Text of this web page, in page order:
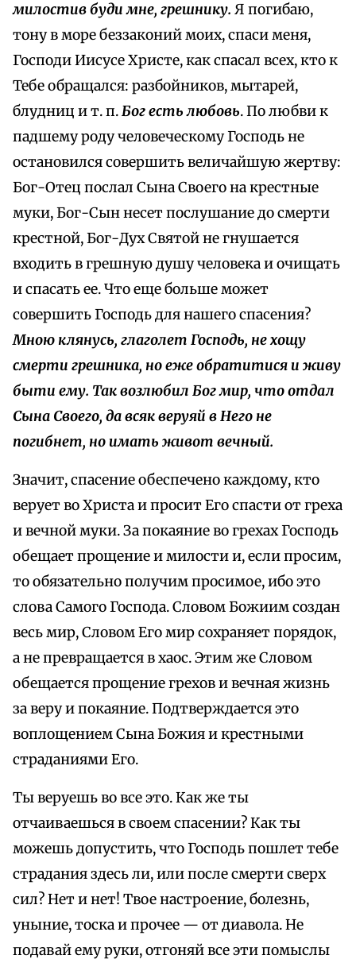
милостив буди мне, грешнику. Я погибаю,
тону в море беззаконий моих, спаси меня,
Господи Иисусе Христе, как спасал всех, кто к
Тебе обращался: разбойников, мытарей,
блудниц и т. п.Бог есть любовь. По любви к
падшему роду человеческому Господь не
остановился совершить величайшую жертву:
Бог-Отец послал Сына Своего на крестные
муки, Бог-Сын несет послушание до смерти
крестной, Бог-Дух Святой не гнушается
входить в грешную душу человека и очищать
и спасать ее. Что еще больше может
совершить Господь для нашего спасения?
Мною клянусь, глаголет Господь, не хощу
смерти грешника, но еже обратитися и живу
быти ему. Так возлюбил Бог мир, что отдал
Сына Своего, да всяк веруяй в Него не
погибнет, но имать живот вечный.
Значит, спасение обеспечено каждому, кто
верует во Христа и просит Его спасти от греха
и вечной муки. За покаяние во грехах Господь
обещает прощение и милости и, если просим,
то обязательно получим просимое, ибо это
слова Самого Господа. Словом Божиим создан
весь мир, Словом Его мир сохраняет порядок,
а не превращается в хаос. Этим же Словом
обещается прощение грехов и вечная жизнь
за веру и покаяние. Подтверждается это
воплощением Сына Божия и крестными
страданиями Его.
Ты веруешь во все это. Как же ты
отчаиваешься в своем спасении? Как ты
можешь допустить, что Господь пошлет тебе
страдания здесь ли, или после смерти сверх
сил? Нет и нет! Твое настроение, болезнь,
уныние, тоска и прочее — от диавола. Не
подавай ему руки, отгоняй все эти помыслы